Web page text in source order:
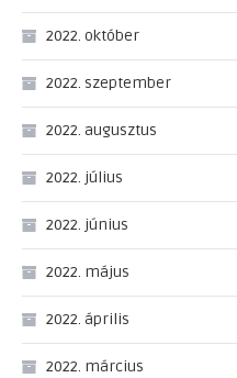
2022. október
2022. szeptember
2022. augusztus
2022. július
2022. június
2022. május
2022. április
2022. március